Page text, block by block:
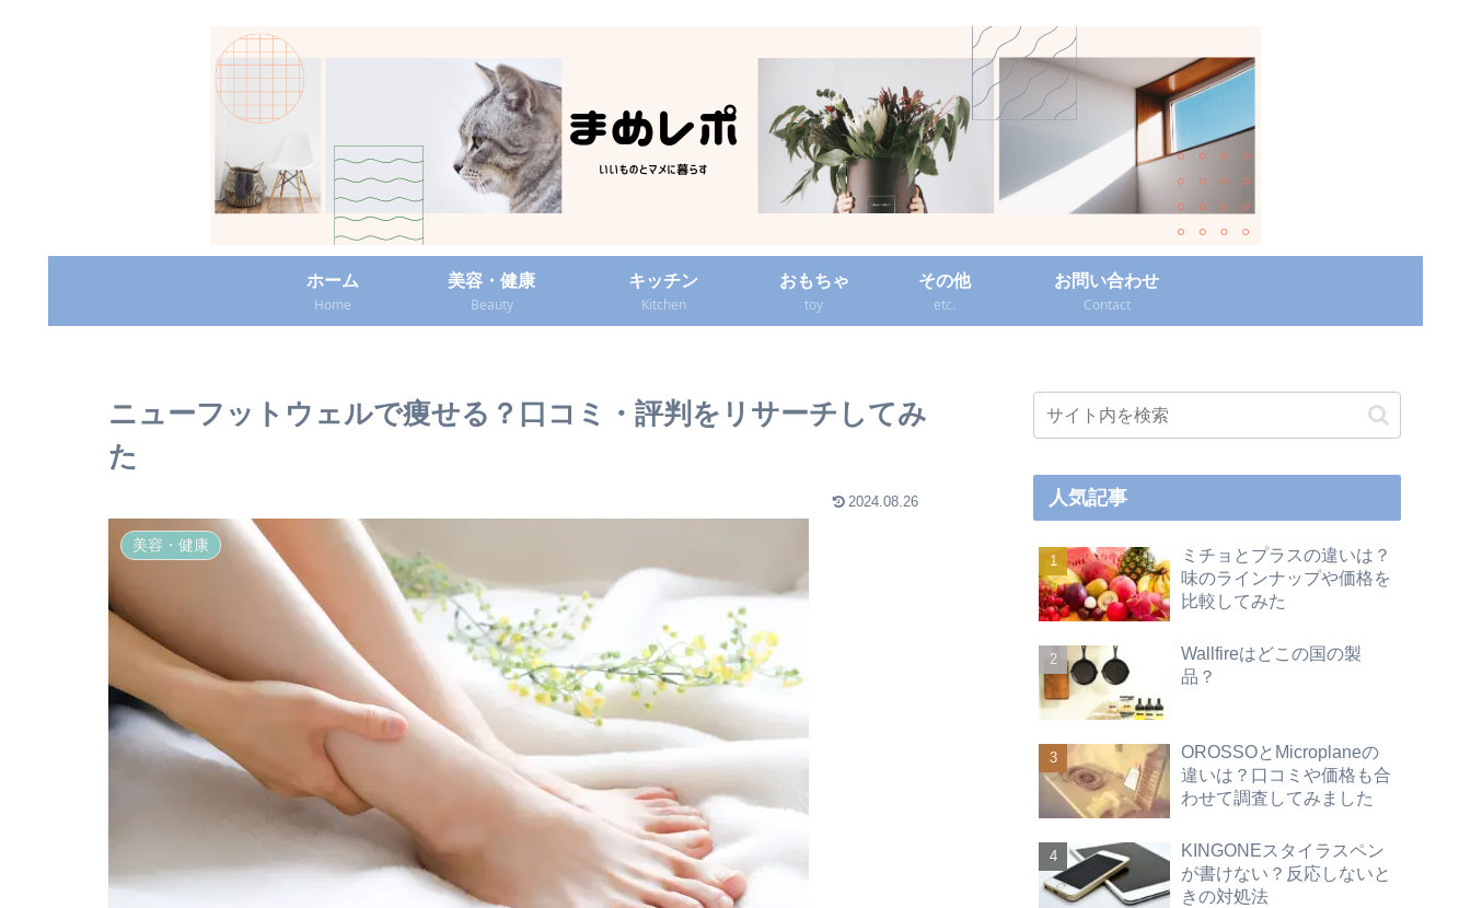
ホーム
Home
美容・健康
Beauty
キッチン
Kitchen
おもちゃ
toy
その他
etc.
お問い合わせ
Contact‎
ニューフットウェルで痩せる？口コミ・評判をリサーチしてみ
た
2024.08.26
美容・健康
人気記事
ミチョとプラスの違いは？
味のラインナップや価格を
比較してみた
Wallfireはどこの国の製
品？
OROSSOとMicroplaneの
違いは？口コミや価格も合
わせて調査してみました
KINGONEスタイラスペン
が書けない？反応しないと
きの対処法